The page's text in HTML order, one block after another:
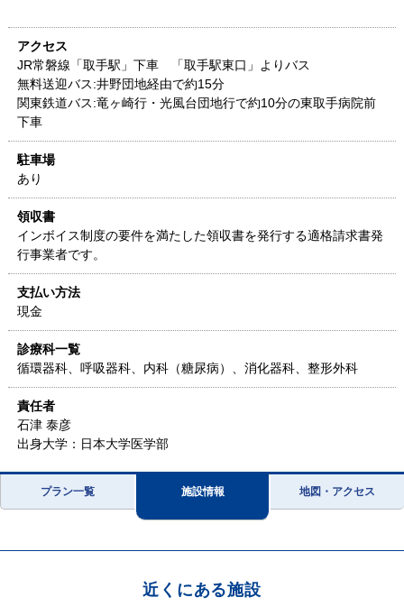
アクセス
JR常磐線「取手駅」下車 「取手駅東口」よりバス
無料送迎バス:井野団地経由で約15分
関東鉄道バス:竜ヶ崎行・光風台団地行で約10分の東取手病院前
下車
駐車場
あり
領収書
インボイス制度の要件を満たした領収書を発行する適格請求書発
行事業者です。
支払い方法
現金
診療科一覧
循環器科、呼吸器科、内科（糖尿病）、消化器科、整形外科
責任者
石津 泰彦
出身大学：日本大学医学部
プラン一覧 施設情報 地図・アクセス
近くにある施設